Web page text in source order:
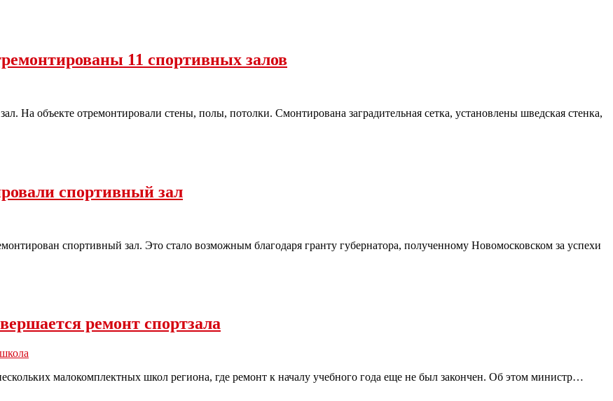
11 спортивных залов
На объекте отремонтировали стены, полы, потолки. Смонтирована заградительная сетка, установлены шведская стенка,
спортивный зал
спортивный зал. Это стало возможным благодаря гранту губернатора, полученному Новомосковском за успехи
ремонт спортзала
школа
малокомплектных школ региона, где ремонт к началу учебного года еще не был закончен. Об этом министр…